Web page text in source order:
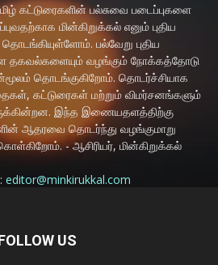
கட்டுரைகளின் பல்சுவை படைப்புகளை
மின்கிறுக்கல் எனும் புதிய
பல்வேறு புதிய
தகவல்களையும் வழங்கும் நோக்கத்தோடு
தொடங்குகிறோம். தொடர்ச்சியாக
கட்டுரைகள் மற்றும் விமர்சனங்களும்
இந்த இணையதளத்திற்கு
ஆதரவை தொடர்ந்து வழங்குமாறு
- ஆசிரியர், மின்கிறுக்கல்
editor@minkirukkal.com
US